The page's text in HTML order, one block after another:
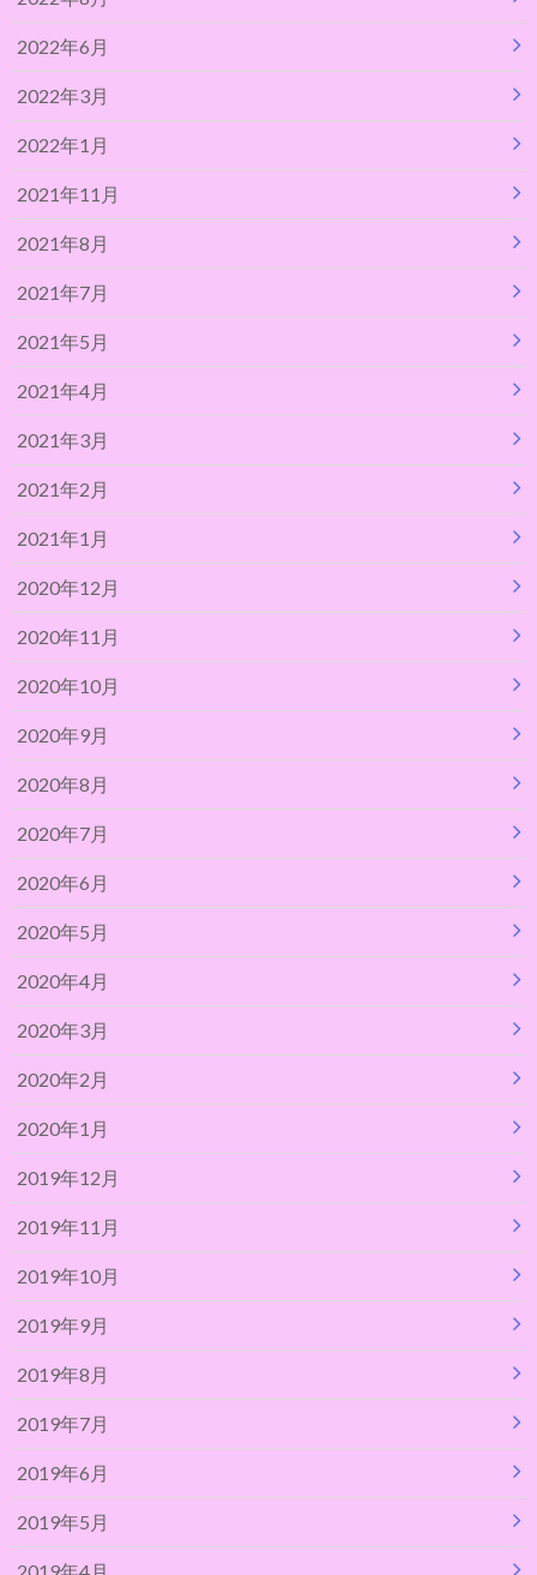
2022年6月
2022年3月
2022年1月
2021年11月
2021年8月
2021年7月
2021年5月
2021年4月
2021年3月
2021年2月
2021年1月
2020年12月
2020年11月
2020年10月
2020年9月
2020年8月
2020年7月
2020年6月
2020年5月
2020年4月
2020年3月
2020年2月
2020年1月
2019年12月
2019年11月
2019年10月
2019年9月
2019年8月
2019年7月
2019年6月
2019年5月